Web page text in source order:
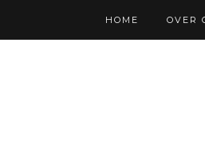
HOME OVER